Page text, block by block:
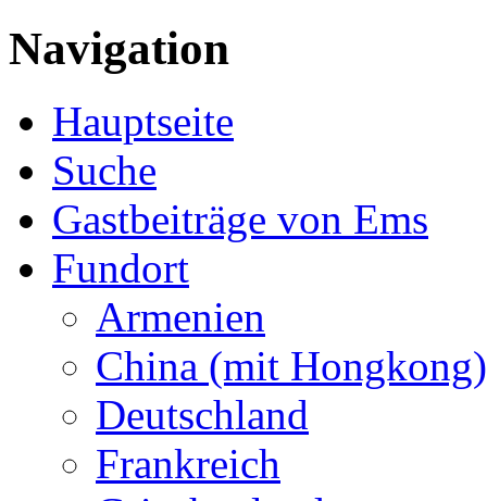
Navigation
Hauptseite
Suche
Gastbeiträge von Ems
Fundort
Armenien
China (mit Hongkong)
Deutschland
Frankreich